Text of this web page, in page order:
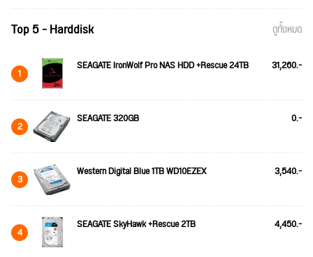
Top 5 - Harddisk ดูทั้งหมด
1 SEAGATE IronWolf Pro NAS HDD +Rescue 24TB 31,260.-
2 SEAGATE 320GB 0.-
3 Western Digital Blue 1TB WD10EZEX 3,540.-
4 SEAGATE SkyHawk +Rescue 2TB 4,450.-